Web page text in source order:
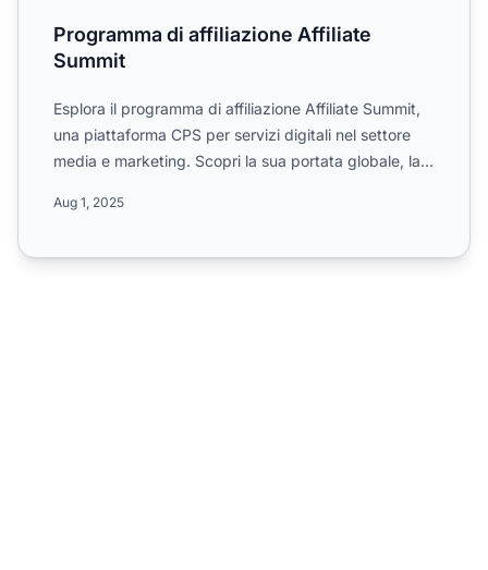
Programma di affiliazione Affiliate
Summit
Esplora il programma di affiliazione Affiliate Summit,
una piattaforma CPS per servizi digitali nel settore
media e marketing. Scopri la sua portata globale, la...
Aug 1, 2025